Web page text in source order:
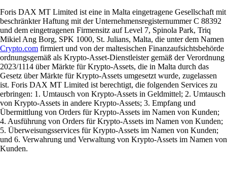
Foris DAX MT Limited ist eine in Malta eingetragene Gesellschaft mit
beschränkter Haftung mit der Unternehmensregisternummer C 88392
und dem eingetragenen Firmensitz auf Level 7, Spinola Park, Triq
Mikiel Ang Borg, SPK 1000, St. Julians, Malta, die unter dem Namen
Crypto.com firmiert und von der maltesischen Finanzaufsichtsbehörde
ordnungsgemäß als Krypto-Asset-Dienstleister gemäß der Verordnung
2023/1114 über Märkte für Krypto-Assets, die in Malta durch das
Gesetz über Märkte für Krypto-Assets umgesetzt wurde, zugelassen
ist. Foris DAX MT Limited ist berechtigt, die folgenden Services zu
erbringen: 1. Umtausch von Krypto-Assets in Geldmittel; 2. Umtausch
von Krypto-Assets in andere Krypto-Assets; 3. Empfang und
Übermittlung von Orders für Krypto-Assets im Namen von Kunden;
4. Ausführung von Orders für Krypto-Assets im Namen von Kunden;
5. Überweisungsservices für Krypto-Assets im Namen von Kunden;
und 6. Verwahrung und Verwaltung von Krypto-Assets im Namen von
Kunden.